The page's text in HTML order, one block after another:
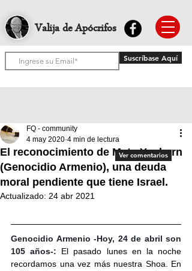
Valija de Apócrifos
Suscríbase Aquí
El reconocimiento de Mets Yeghern
(Genocidio Armenio), una deuda
moral pendiente que tiene Israel.
FQ - community
4 may 2020 4 min de lectura
Actualizado: 24 abr 2021
Genocidio Armenio -Hoy, 24 de abril son
105 años-: El pasado lunes en la noche
recordamos una vez más nuestra Shoa. En
Ver comentarios